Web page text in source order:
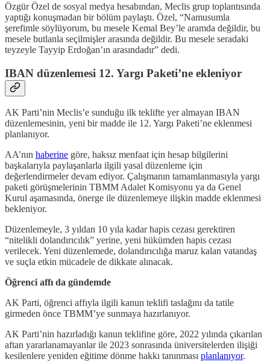
Özgür Özel de sosyal medya hesabından, Meclis grup toplantısında
yaptığı konuşmadan bir bölüm paylaştı. Özel, “Namusumla
şerefimle söylüyorum, bu mesele Kemal Bey’le aramda değildir, bu
mesele butlanla seçilmişler arasında değildir. Bu mesele seradaki
teyzeyle Tayyip Erdoğan’ın arasındadır” dedi.
IBAN düzenlemesi 12. Yargı Paketi’ne ekleniyor
AK Parti’nin Meclis’e sunduğu ilk teklifte yer almayan IBAN
düzenlemesinin, yeni bir madde ile 12. Yargı Paketi’ne eklenmesi
planlanıyor.
AA’nın haberine göre, haksız menfaat için hesap bilgilerini
başkalarıyla paylaşanlarla ilgili yasal düzenleme için
değerlendirmeler devam ediyor. Çalışmanın tamamlanmasıyla yargı
paketi görüşmelerinin TBMM Adalet Komisyonu ya da Genel
Kurul aşamasında, önerge ile düzenlemeye ilişkin madde eklenmesi
bekleniyor.
Düzenlemeyle, 3 yıldan 10 yıla kadar hapis cezası gerektiren
“nitelikli dolandırıcılık” yerine, yeni hükümden hapis cezası
verilecek. Yeni düzenlemede, dolandırıcılığa maruz kalan vatandaş
ve suçla etkin mücadele de dikkate alınacak.
Öğrenci affı da gündemde
AK Parti, öğrenci affıyla ilgili kanun teklifi taslağını da tatile
girmeden önce TBMM’ye sunmaya hazırlanıyor.
AK Parti’nin hazırladığı kanun teklifine göre, 2022 yılında çıkarılan
aftan yararlanamayanlar ile 2023 sonrasında üniversitelerden ilişiği
kesilenlere yeniden eğitime dönme hakkı tanınması planlanıyor.